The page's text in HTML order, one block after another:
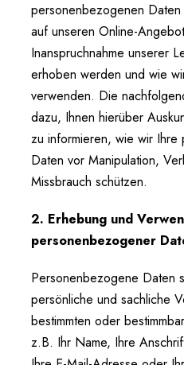
personenbezogenen
auf unseren Online-
Inanspruchnahme unserer
erhoben werden und wie
verwenden. Die
dazu, Ihnen hierüber
zu informieren, wie wir Ihre
Daten vor Manipulation,
Missbrauch schützen.
2. Erhebung und
personenbezogener
Personenbezogene Daten
persönliche und sachliche
bestimmten oder
z.B. Ihr Name, Ihre